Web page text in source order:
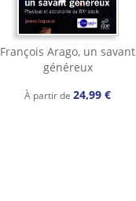
François Arago, un savant
généreux
À partir de 24,99 €